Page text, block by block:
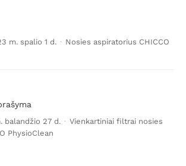
m. spalio 1 d. · Nosies aspiratorius CHICCO
balandžio 27 d. · Vienkartiniai filtrai nosies
PhysioClean